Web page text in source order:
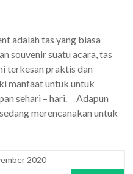
adalah tas yang biasa
souvenir suatu acara, tas
terkesan praktis dan
manfaat untuk untuk
sehari – hari. Adapun
merencanakan untuk
2020